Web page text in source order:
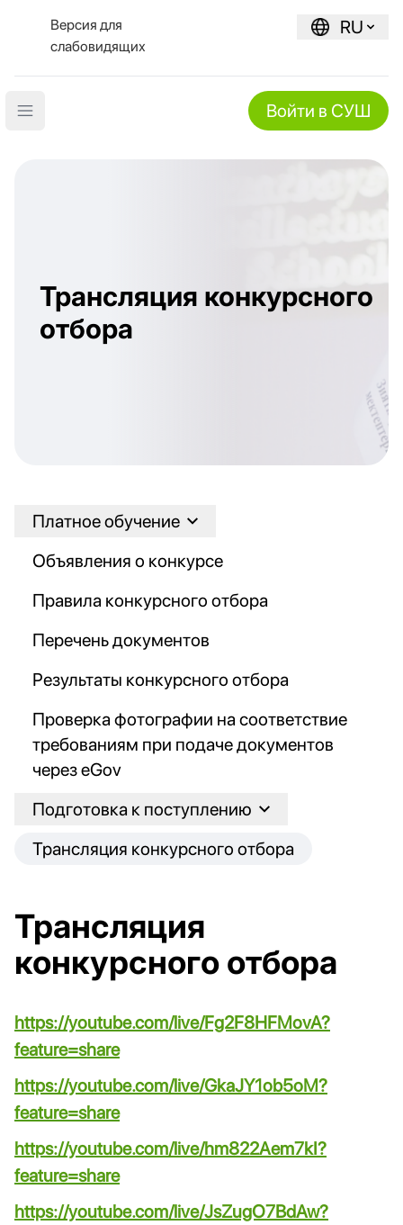
Версия для
слабовидящих
RU
Open main menu Войти в СУШ
Трансляция конкурсного
отбора
Платное обучение
Объявления о конкурсе
Правила конкурсного отбора
Перечень документов
Результаты конкурсного отбора
Проверка фотографии на соответствие
требованиям при подаче документов
через eGov
Подготовка к поступлению
Трансляция конкурсного отбора
Трансляция
конкурсного отбора
https://youtube.com/live/Fg2F8HFMovA?
feature=share
https://youtube.com/live/GkaJY1ob5oM?
feature=share
https://youtube.com/live/hm822Aem7kI?
feature=share
https://youtube.com/live/JsZugO7BdAw?